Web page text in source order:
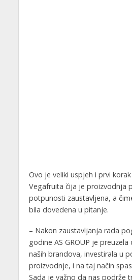
Ovo je veliki uspjeh i prvi
Vegafruita čija je proizvodnja
potpunosti zaustavljena, a
bila dovedena u pitanje.
– Nakon zaustavljanja rada
godine AS GROUP je
naših brandova, investirala u
proizvodnje, i na taj način
Sada je važno da nas podrže